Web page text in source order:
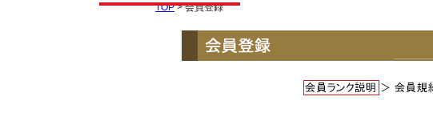
TOP> 会員登録